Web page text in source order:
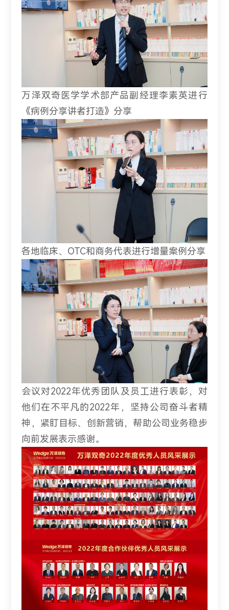
万泽双奇医学学术部产品副经理李素英进行
《病例分享讲者打造》分享
各地临床、OTC和商务代表进行增量案例分享
会议对2022年优秀团队及员工进行表彰，对
他们在不平凡的2022年，坚持公司奋斗者精
神，紧盯目标、创新营销，帮助公司业务稳步
向前发展表示感谢。